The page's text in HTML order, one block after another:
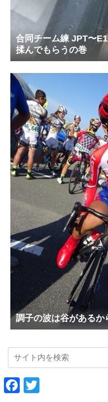
合同チーム練 JPT〜
揉んでもらうの巻
調子の波は谷があるか
F